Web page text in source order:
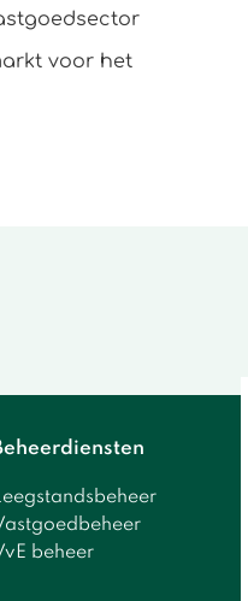
voor het
beheer